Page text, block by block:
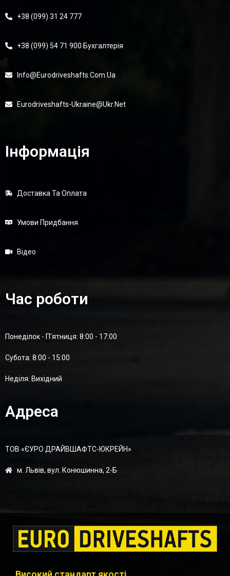
+38 (099) 31 24 777
+38 (099) 54 71 900 Бухгалтерія
Info@eurodriveshafts.com.ua
Eurodriveshafts-Ukraine@ukr.net
Інформація
Доставка Та Оплата
Умови Придбання
Відео
Час роботи
Понеділок - П'ятниця: 8:00 - 17:00
Суботa: 8:00 - 15:00
Неділя: Вихідний
Адреса
ТОВ «ЄУРО ДРАЙВШАФТC-ЮКРЕЙН»
м. Львів, вул. Конюшинна, 2-Б